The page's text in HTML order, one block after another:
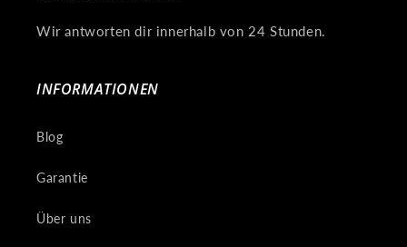
Wir antworten dir innerhalb von 24 Stunden.
INFORMATIONEN
Blog
Garantie
Über uns